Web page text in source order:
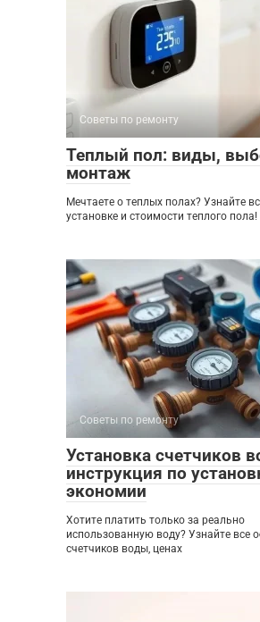
Советы по ремонту
Теплый пол: виды,
монтаж
Мечтаете о теплых полах? Узнайте
установке и стоимости теплого
Советы по ремонту
Установка счетчиков
инструкция по
экономии
Хотите платить только за реально
использованную воду? Узнайте все
счетчиков воды, ценах